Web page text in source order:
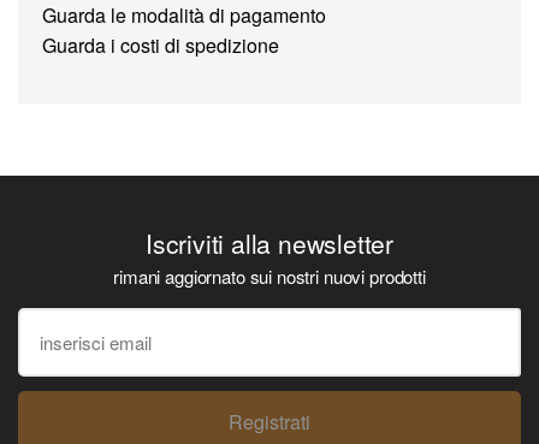
Guarda le modalità di pagamento
Guarda i costi di spedizione
Iscriviti alla newsletter
rimani aggiornato sui nostri nuovi prodotti
Registrati